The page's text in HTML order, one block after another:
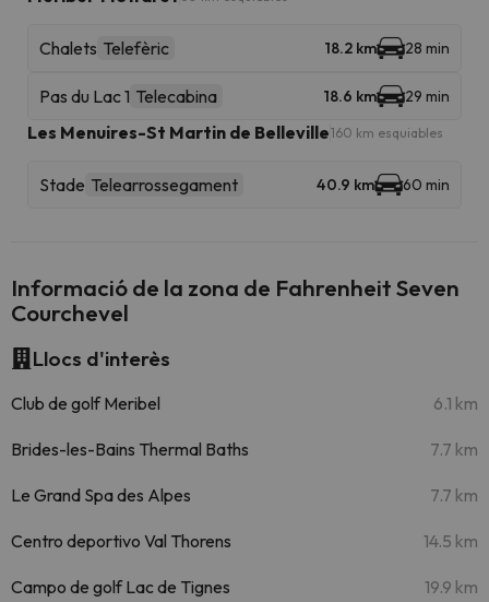
Chalets Telefèric 18.2 km 28 min
Pas du Lac 1 Telecabina 18.6 km 29 min
Les Menuires-St Martin de Belleville160 km esquiables
Stade Telearrossegament 40.9 km 60 min
Informació de la zona de Fahrenheit Seven
Courchevel
Llocs d'interès
Club de golf Meribel 6.1 km
Brides-les-Bains Thermal Baths 7.7 km
Le Grand Spa des Alpes 7.7 km
Centro deportivo Val Thorens 14.5 km
Campo de golf Lac de Tignes 19.9 km